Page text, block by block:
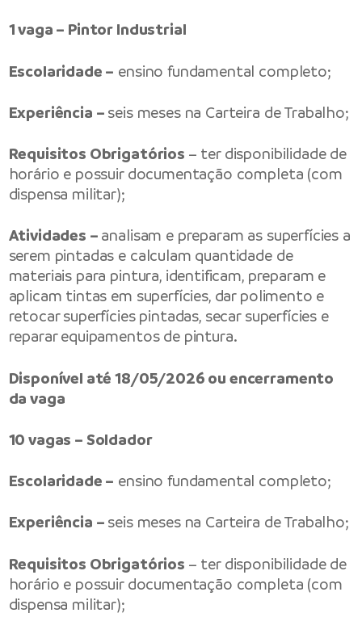
1 vaga – Pintor Industrial
Escolaridade – ensino fundamental completo;
Experiência – seis meses na Carteira de Trabalho;
Requisitos Obrigatórios – ter disponibilidade de
horário e possuir documentação completa (com
dispensa militar);
Atividades – analisam e preparam as superfícies a
serem pintadas e calculam quantidade de
materiais para pintura, identificam, preparam e
aplicam tintas em superfícies, dar polimento e
retocar superfícies pintadas, secar superfícies e
reparar equipamentos de pintura.
Disponível até 18/05/2026 ou encerramento
da vaga
10 vagas – Soldador
Escolaridade – ensino fundamental completo;
Experiência – seis meses na Carteira de Trabalho;
Requisitos Obrigatórios – ter disponibilidade de
horário e possuir documentação completa (com
dispensa militar);